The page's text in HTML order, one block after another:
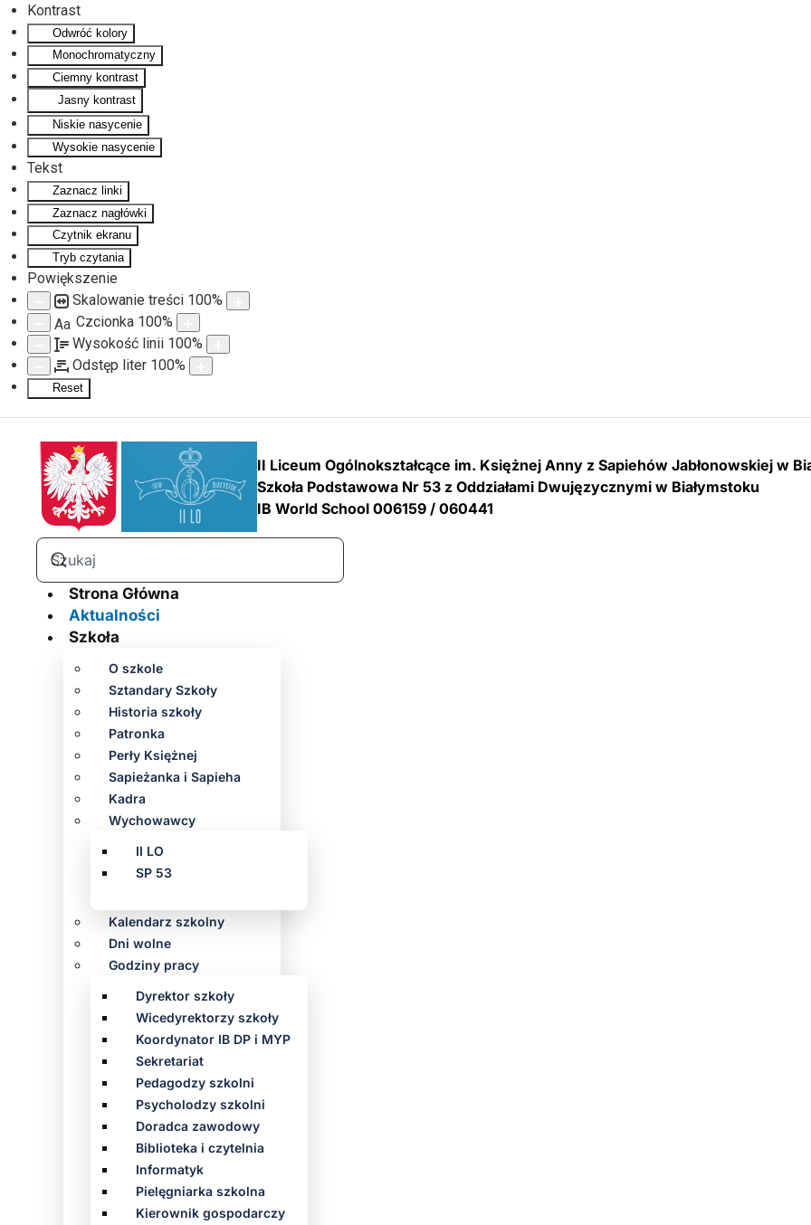
Kontrast
Odwróć kolory
Monochromatyczny
Ciemny kontrast
Jasny kontrast
Niskie nasycenie
Wysokie nasycenie
Tekst
Zaznacz linki
Zaznacz nagłówki
Czytnik ekranu
Tryb czytania
Powiększenie
Skalowanie treści 100%
Aa Czcionka 100%
Wysokość linii 100%
Odstęp liter 100%
Reset
II Liceum Ogólnokształcące im. Księżnej Anny z Sapiehów Jabłonowskiej w
Szkoła Podstawowa Nr 53 z Oddziałami Dwujęzycznymi w Białymstoku
IB World School 006159 / 060441
Strona Główna
Aktualności
Szkoła
O szkole
Sztandary Szkoły
Historia szkoły
Patronka
Perły Księżnej
Sapieżanka i Sapieha
Kadra
Wychowawcy
II LO
SP 53
Kalendarz szkolny
Dni wolne
Godziny pracy
Dyrektor szkoły
Wicedyrektorzy szkoły
Koordynator IB DP i MYP
Sekretariat
Pedagodzy szkolni
Psycholodzy szkolni
Doradca zawodowy
Biblioteka i czytelnia
Informatyk
Pielęgniarka szkolna
Kierownik gospodarczy